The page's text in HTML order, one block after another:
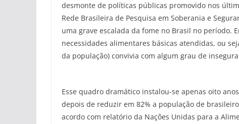
desmonte de políticas públicas promovido nos
Rede Brasileira de Pesquisa em Soberania e
uma grave escalada da fome no Brasil no período.
necessidades alimentares básicas atendidas, ou
da população) convivia com algum grau de
Esse quadro dramático instalou-se apenas oito
depois de reduzir em 82% a população de
acordo com relatório da Nações Unidas para a